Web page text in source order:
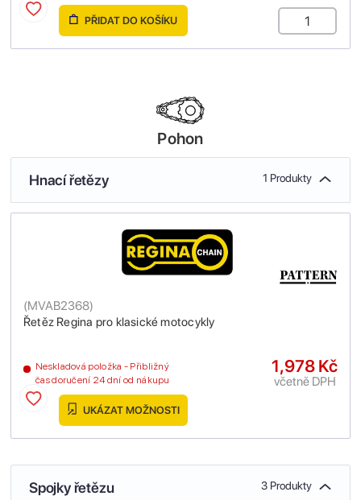
PŘIDAT DO KOŠÍKU
Pohon
Hnací řetězy 1 Produkty
Řetěz Regina pro klasické motocykly
(MVAB2368)
Neskladová položka - Přibližný
čas doručení 24 dní od nákupu
1,978 Kč
včetně DPH
UKÁZAT MOŽNOSTI
Spojky řetězu 3 Produkty